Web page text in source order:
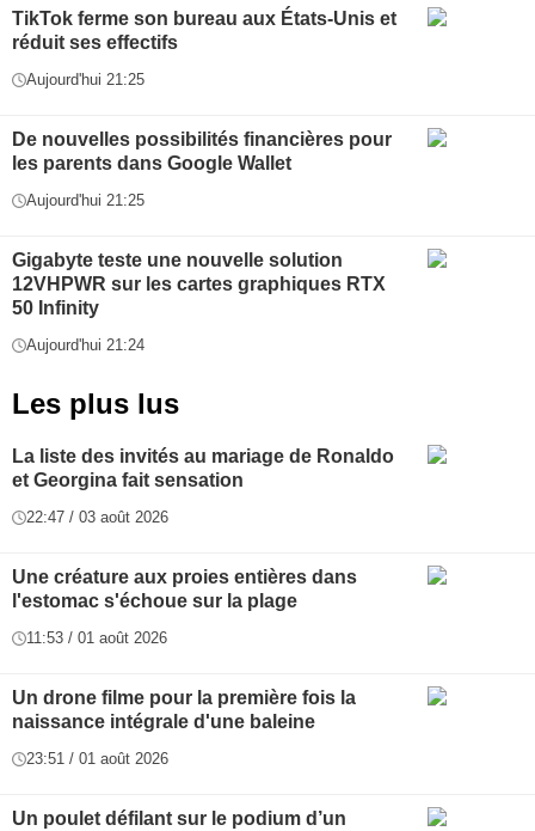
TikTok ferme son bureau aux États-Unis et
réduit ses effectifs
Aujourd'hui 21:25
De nouvelles possibilités financières pour
les parents dans Google Wallet
Aujourd'hui 21:25
Gigabyte teste une nouvelle solution
12VHPWR sur les cartes graphiques RTX
50 Infinity
Aujourd'hui 21:24
Les plus lus
La liste des invités au mariage de Ronaldo
et Georgina fait sensation
22:47 / 03 août 2026
Une créature aux proies entières dans
l'estomac s'échoue sur la plage
11:53 / 01 août 2026
Un drone filme pour la première fois la
naissance intégrale d'une baleine
23:51 / 01 août 2026
Un poulet défilant sur le podium d’un